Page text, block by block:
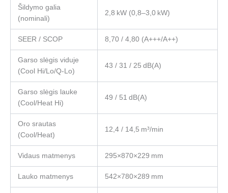
Šildymo galia
(nominali)
2,8 kW (0,8–3,0 kW)
SEER / SCOP 8,70 / 4,80 (A+++/A++)
Garso slėgis viduje
(Cool Hi/Lo/Q-Lo)
43 / 31 / 25 dB(A)
Garso slėgis lauke
(Cool/Heat Hi)
49 / 51 dB(A)
Oro srautas
(Cool/Heat)
12,4 / 14,5 m³/min
Vidaus matmenys 295×870×229 mm
Lauko matmenys 542×780×289 mm